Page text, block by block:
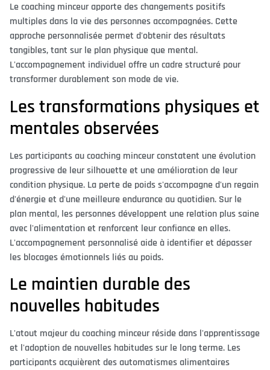
Le coaching minceur apporte des changements positifs
multiples dans la vie des personnes accompagnées. Cette
approche personnalisée permet d'obtenir des résultats
tangibles, tant sur le plan physique que mental.
L'accompagnement individuel offre un cadre structuré pour
transformer durablement son mode de vie.
Les transformations physiques et
mentales observées
Les participants au coaching minceur constatent une évolution
progressive de leur silhouette et une amélioration de leur
condition physique. La perte de poids s'accompagne d'un regain
d'énergie et d'une meilleure endurance au quotidien. Sur le
plan mental, les personnes développent une relation plus saine
avec l'alimentation et renforcent leur confiance en elles.
L'accompagnement personnalisé aide à identifier et dépasser
les blocages émotionnels liés au poids.
Le maintien durable des
nouvelles habitudes
L'atout majeur du coaching minceur réside dans l'apprentissage
et l'adoption de nouvelles habitudes sur le long terme. Les
participants acquièrent des automatismes alimentaires